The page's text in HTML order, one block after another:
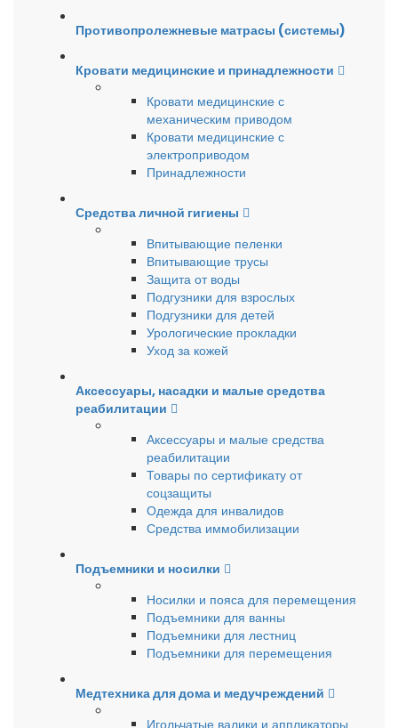
Противопролежневые матрасы (системы)
Кровати медицинские и принадлежности
Кровати медицинские с
механическим приводом
Кровати медицинские с
электроприводом
Принадлежности
Средства личной гигиены
Впитывающие пеленки
Впитывающие трусы
Защита от воды
Подгузники для взрослых
Подгузники для детей
Урологические прокладки
Уход за кожей
Аксессуары, насадки и малые средства
реабилитации
Аксессуары и малые средства
реабилитации
Товары по сертификату от
соцзащиты
Одежда для инвалидов
Средства иммобилизации
Подъемники и носилки
Носилки и пояса для перемещения
Подъемники для ванны
Подъемники для лестниц
Подъемники для перемещения
Медтехника для дома и медучреждений
Игольчатые валики и аппликаторы